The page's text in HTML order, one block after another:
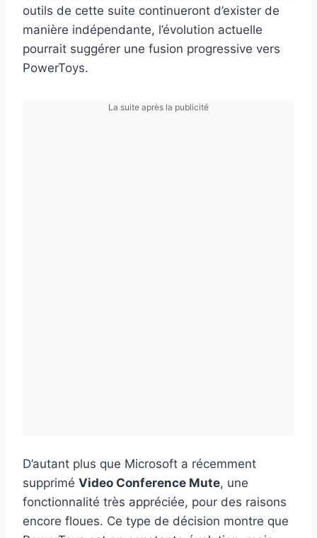
outils de cette suite continueront d’exister de
manière indépendante, l’évolution actuelle
pourrait suggérer une fusion progressive vers
PowerToys.
La suite après la publicité
D’autant plus que Microsoft a récemment
supprimé Video Conference Mute, une
fonctionnalité très appréciée, pour des raisons
encore floues. Ce type de décision montre que